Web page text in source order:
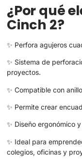
¿Por qué
Cinch 2?
✨ Perfora agujeros
✨ Sistema de
proyectos.
✨ Compatible con
✨ Permite crear
✨ Diseño ergonómico
✨ Ideal para
colegios, oficinas y